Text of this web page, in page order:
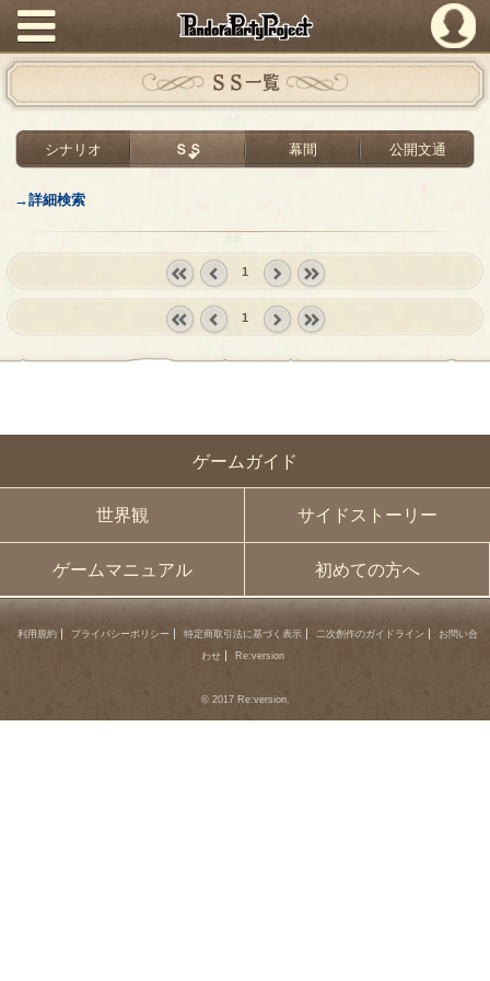
PandoraPartyProject
ゲームガイド
世界観 サイドストーリー
ゲームマニュアル 初めての方へ
ＳＳ一覧
シナリオ ＳＳ 幕間 公開文通
→詳細検索
prev
1
1
利用規約 プライバシーポリシー 特定商取引法に基づく表示 二次創作のガイドライン
お問い合
わせ
Re:version
© 2017 Re:version.